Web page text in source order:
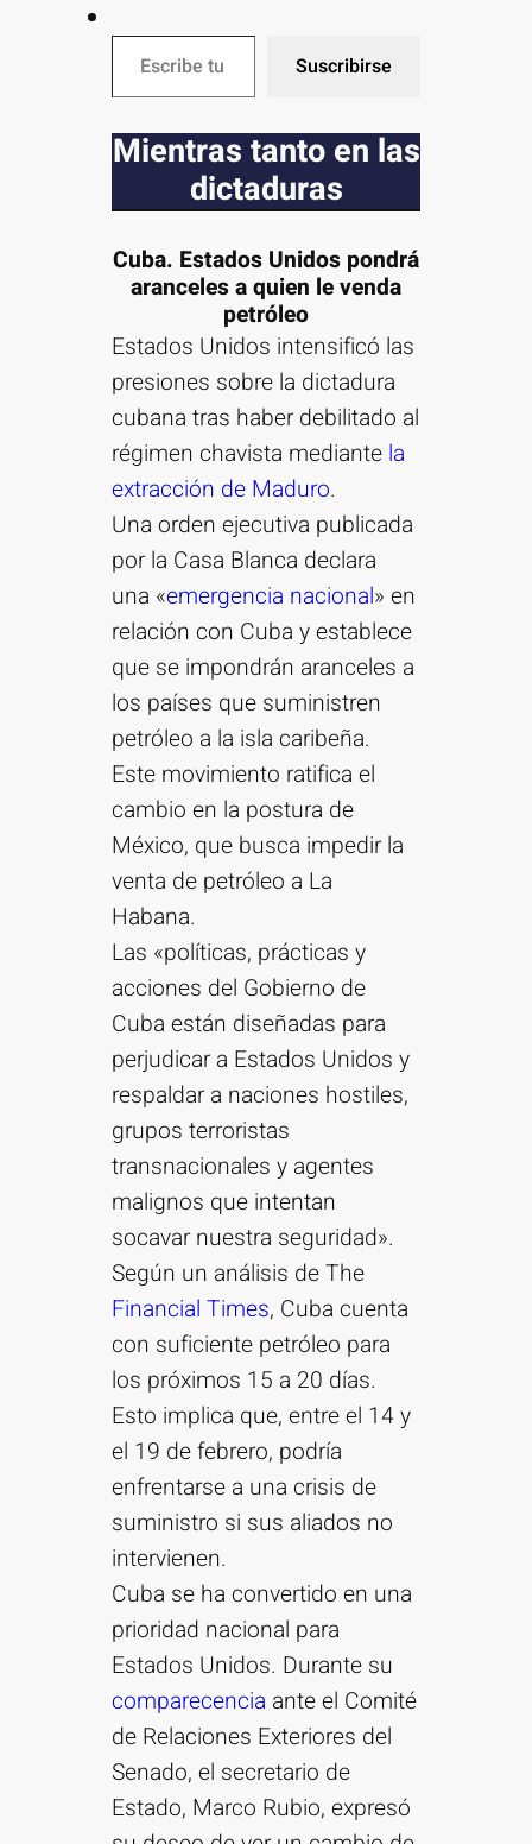
Escribe tu correo electrónico…
Suscribirse
Mientras tanto en las
dictaduras
Cuba. Estados Unidos pondrá
aranceles a quien le venda
petróleo
Estados Unidos intensificó las
presiones sobre la dictadura
cubana tras haber debilitado al
régimen chavista mediante la
extracción de Maduro.
Una orden ejecutiva publicada
por la Casa Blanca declara
una «emergencia nacional» en
relación con Cuba y establece
que se impondrán aranceles a
los países que suministren
petróleo a la isla caribeña.
Este movimiento ratifica el
cambio en la postura de
México, que busca impedir la
venta de petróleo a La
Habana.
Las «políticas, prácticas y
acciones del Gobierno de
Cuba están diseñadas para
perjudicar a Estados Unidos y
respaldar a naciones hostiles,
grupos terroristas
transnacionales y agentes
malignos que intentan
socavar nuestra seguridad».
Según un análisis de The
Financial Times, Cuba cuenta
con suficiente petróleo para
los próximos 15 a 20 días.
Esto implica que, entre el 14 y
el 19 de febrero, podría
enfrentarse a una crisis de
suministro si sus aliados no
intervienen.
Cuba se ha convertido en una
prioridad nacional para
Estados Unidos. Durante su
comparecencia ante el Comité
de Relaciones Exteriores del
Senado, el secretario de
Estado, Marco Rubio, expresó